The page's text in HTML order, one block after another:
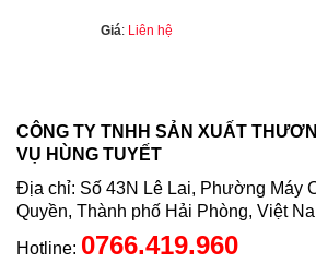
Giá: Liên hệ
CÔNG TY TNHH SẢN XUẤT
VỤ HÙNG TUYẾT
Địa chỉ: Số 43N Lê Lai, Phường Máy
Quyền, Thành phố Hải Phòng, Việt
Hotline: 0766.419.960